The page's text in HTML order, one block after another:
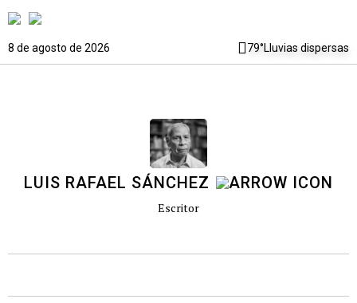
8 de agosto de 2026 79°Lluvias dispersas
LUIS RAFAEL SÁNCHEZ
Escritor